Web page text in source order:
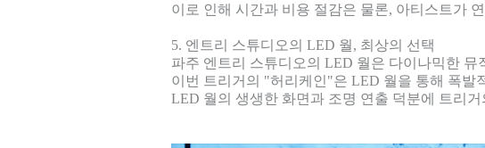
이로 인해 시간과 비용 절감은 물론, 아티스트가
5. 엔트리 스튜디오의 LED 월, 최상의 선택
파주 엔트리 스튜디오의 LED 월은 다이나믹한
이번 트리거의 "허리케인"은 LED 월을 통해 폭발
LED 월의 생생한 화면과 조명 연출 덕분에 트리